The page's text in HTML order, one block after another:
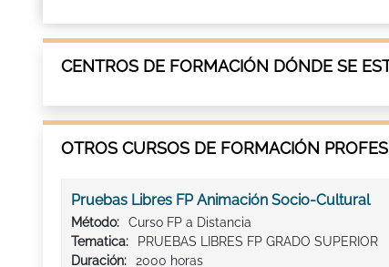
CENTROS DE FORMACIÓN DÓNDE SE
OTROS CURSOS DE FORMACIÓN
Pruebas Libres FP Animación Socio-Cultural
Método:
Curso FP a Distancia
Tematica:
PRUEBAS LIBRES FP GRADO SUPERIOR
Duración:
2000 horas